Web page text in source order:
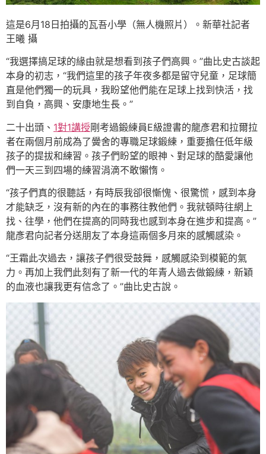
這是6月18日拍攝的瓦吾小學（無人機照片）。新華社記者
王曦 攝
“我選擇搞足球的緣由就是想看到孩子們高興。”曲比史古談起
本身的初志，“我們這里的孩子年夜多都是留守兒童，足球簡
直是他們獨一的玩具，我盼望他們能在足球上找到快活，找
到自負，高興、安康地生長。”
二十出頭、 1對1講授剛考過鍛練員E級證書的龍彥君和拉爾拉
者在兩個月前成為了黌舍的專職足球鍛練，重要擔任低年級
孩子的提拔和練習。孩子們盼望的眼神、對足球的酷愛讓他
們一天三到四場的練習涓滴不敢懶惰。
“孩子們真的很聽話，有時辰我卻很慚愧、很驚慌，感到本身
才能缺乏，沒有新的內在的事務往教他們。我就頓時往網上
找、往學，他們在提高的同時我也感到本身在進步和提高。”
龍彥君向記者分送朋友了本身這兩個多月來的感觸感染。
“王霜此次過去，讓孩子們很受鼓舞，感觸感染到模範的氣
力。再加上我們此刻有了新一代的年青人過去做鍛練，新穎
的血液也讓我更有信念了。”曲比史古說。